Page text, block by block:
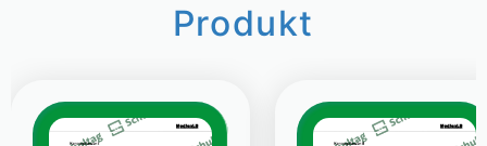
Produkt